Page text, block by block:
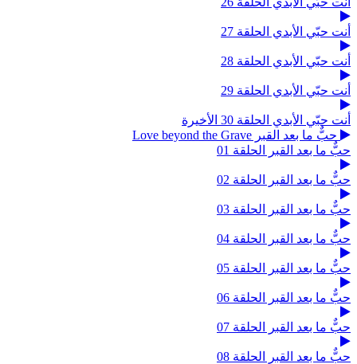
أنت حبّي الأبدي الحلقة 27
أنت حبّي الأبدي الحلقة 28
أنت حبّي الأبدي الحلقة 29
أنت حبّي الأبدي الحلقة 30 الأخيرة
حبٌّ ما بعد القبر Love beyond the Grave
حبٌّ ما بعد القبر الحلقة 01
حبٌّ ما بعد القبر الحلقة 02
حبٌّ ما بعد القبر الحلقة 03
حبٌّ ما بعد القبر الحلقة 04
حبٌّ ما بعد القبر الحلقة 05
حبٌّ ما بعد القبر الحلقة 06
حبٌّ ما بعد القبر الحلقة 07
حبٌّ ما بعد القبر الحلقة 08